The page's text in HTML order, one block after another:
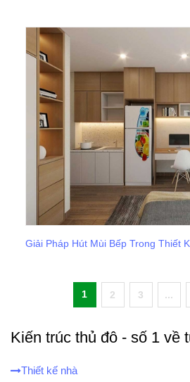
Kiến trúc thủ đô - số 1 về
Thiết kế nhà
Giải Pháp Hút Mùi Bếp Trong Thiết
1 2 3 ...